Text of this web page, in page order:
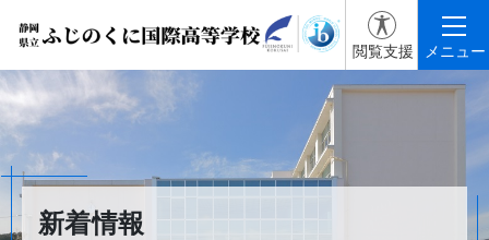
閲覧支援 メニュー
新着情報